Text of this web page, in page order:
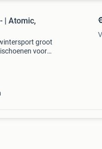
| Atomic,
groot
voor